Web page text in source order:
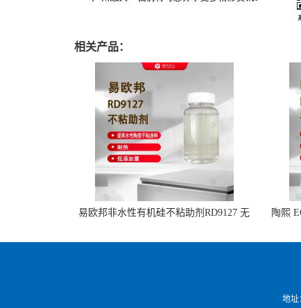
相关产品：
易欧邦非水性有机硅不粘助剂RD9127 无
陶熙
地址